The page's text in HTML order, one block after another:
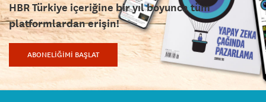
HBR Türkiye içeriğine bir yıl boyunca tüm
platformlardan erişin!
ABONELİĞİMİ BAŞLAT